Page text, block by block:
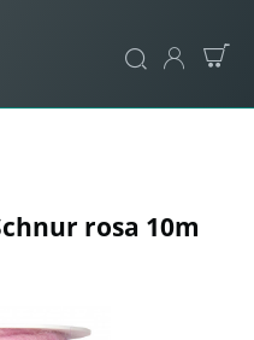
rosa 10m